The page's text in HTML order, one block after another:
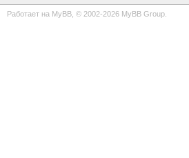
Работает на MyBB , © 2002-2026 MyBB Group